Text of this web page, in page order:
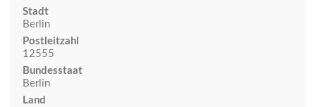
Stadt
Berlin
Postleitzahl
12555
Bundesstaat
Berlin
Land